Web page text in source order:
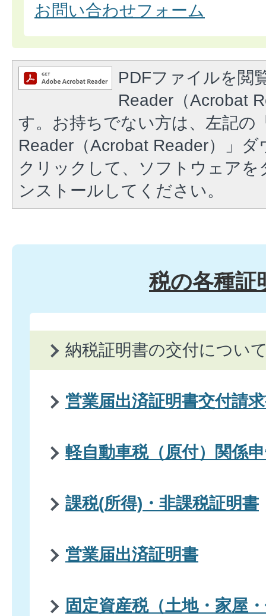
お問い合わせフォーム
PDFファイルを閲
Reader（Acrobat
す。お持ちでない方は、左記の
Reader（Acrobat Reader）」
クリックして、ソフトウェア
ンストールしてください。
税の各種証
納税証明書の交付につい
営業届出済証明書交付請
軽自動車税（原付）関係
課税(所得)・非課税証明書
営業届出済証明書
固定資産税（土地・家屋